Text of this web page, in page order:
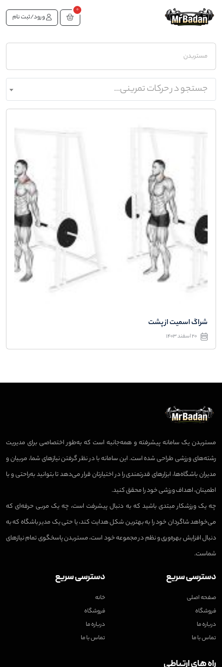
0
ورود/ثبت نام
مستربدن
جستجو در حرکات تمرینی...
شراگ اسمیت از پشت
20 اسفند 1403
مستربدن یک سامانه پیشرفته و همه‌جانبه است که به‌طور اختصاصی برای مدیریت
رشته‌های ورزشی طراحی شده است. این سامانه با در نظر گرفتن نیازهای شما، مربیان و
مدیران باشگاه‌ها، ابزارهای قدرتمندی را در اختیارتان قرار می‌دهد تا بتوانید به‌راحتی و با
اطمینان، اهداف ورزشی خود را محقق کنید.
چه یک ورزشکار مبتدی باشید که به دنبال پیشرفت است، چه یک مربی حرفه‌ای که
می‌خواهد شاگردان خود را به بهترین شکل هدایت کند، یا حتی یک مدیر باشگاه که به
دنبال افزایش بهره‌وری و نظم در مجموعه خود است، مستربدن پاسخگوی تمام نیازهای
شماست.
دسترسی سریع
صفحه اصلی
فروشگاه
درباره ما
تماس با ما
دسترسی سریع
خانه
فروشگاه
درباره ما
تماس با ما
راه های ارتباطی